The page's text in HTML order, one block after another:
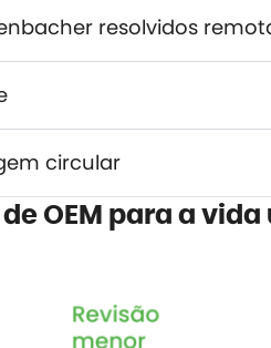
resolvidos
circular
OEM para a